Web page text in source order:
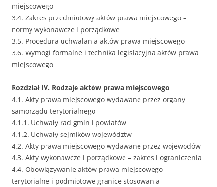
miejscowego
3.4. Zakres przedmiotowy aktów prawa miejscowego –
normy wykonawcze i porządkowe
3.5. Procedura uchwalania aktów prawa miejscowego
3.6. Wymogi formalne i technika legislacyjna aktów prawa
miejscowego
Rozdział IV. Rodzaje aktów prawa miejscowego
4.1. Akty prawa miejscowego wydawane przez organy
samorządu terytorialnego
4.1.1. Uchwały rad gmin i powiatów
4.1.2. Uchwały sejmików województw
4.2. Akty prawa miejscowego wydawane przez wojewodów
4.3. Akty wykonawcze i porządkowe – zakres i ograniczenia
4.4. Obowiązywanie aktów prawa miejscowego –
terytorialne i podmiotowe granice stosowania